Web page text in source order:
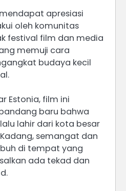
apresiasi
oleh komunitas
festival film dan media
memuji cara
budaya kecil
Estonia, film ini
baru bahwa
lahir dari kota besar
semangat dan
di tempat yang
ada tekad dan